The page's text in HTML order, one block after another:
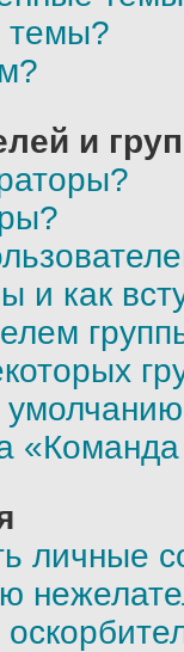
темы?
и
и как
личные